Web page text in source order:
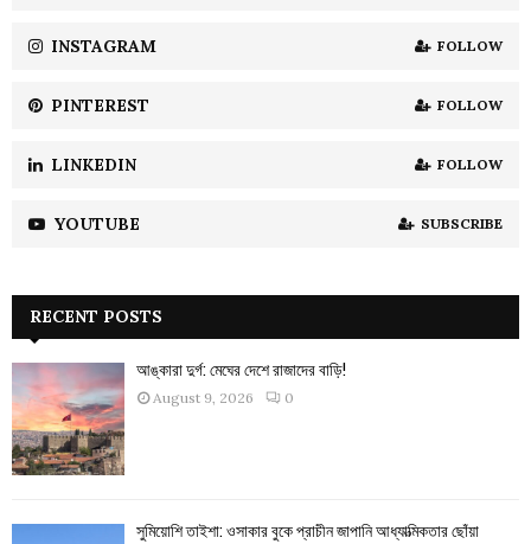
H
INSTAGRAM FOLLOW
PINTEREST FOLLOW
LINKEDIN FOLLOW
YOUTUBE SUBSCRIBE
RECENT POSTS
আঙ্কারা দুর্গ: মেঘের দেশে রাজাদের বাড়ি!
August 9, 2026 0
সুমিয়োশি তাইশা: ওসাকার বুকে প্রাচীন জাপানি আধ্যাত্মিকতার ছোঁয়া